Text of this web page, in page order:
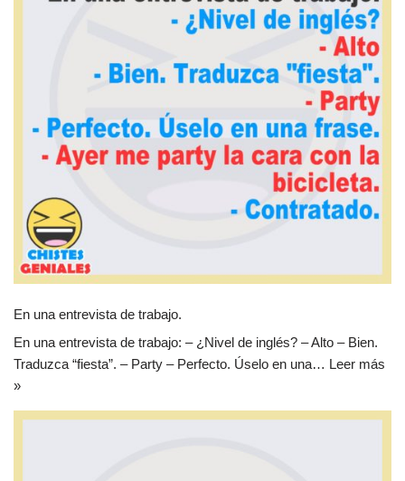
En una entrevista de trabajo.
En una entrevista de trabajo: – ¿Nivel de inglés? – Alto – Bien.
Traduzca “fiesta”. – Party – Perfecto. Úselo en una… Leer más
»